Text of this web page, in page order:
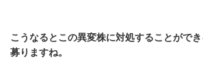
こうなるとこの異変株に対処することがで
募りますね。